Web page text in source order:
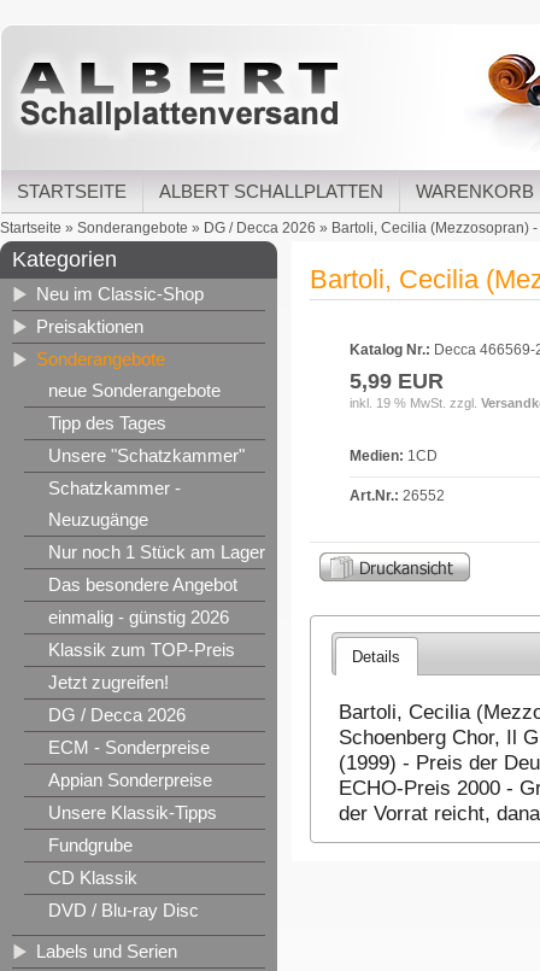
STARTSEITE ALBERT SCHALLPLATTEN WARENKORB
Startseite » Sonderangebote » DG / Decca 2026 » Bartoli, Cecilia (Mezzosopran)
Kategorien
Neu im Classic-Shop
Preisaktionen
Sonderangebote
neue Sonderangebote
Tipp des Tages
Unsere "Schatzkammer"
Schatzkammer -
Neuzugänge
Nur noch 1 Stück am Lager
Das besondere Angebot
einmalig - günstig 2026
Klassik zum TOP-Preis
Jetzt zugreifen!
DG / Decca 2026
ECM - Sonderpreise
Appian Sonderpreise
Unsere Klassik-Tipps
Fundgrube
CD Klassik
DVD / Blu-ray Disc
Labels und Serien
Bartoli, Cecilia
Katalog Nr.: Decca 466569-
5,99 EUR
inkl. 19 % MwSt. zzgl.
Medien: 1CD
Art.Nr.: 26552
Details
Bartoli, Cecilia
Schoenberg Chor, Il
(1999) - Preis der
ECHO-Preis 2000 -
der Vorrat reicht,